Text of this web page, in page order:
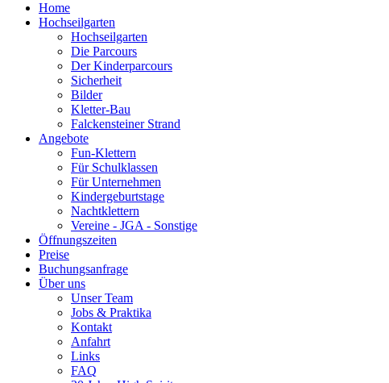
Home
Hochseilgarten
Hochseilgarten
Die Parcours
Der Kinderparcours
Sicherheit
Bilder
Kletter-Bau
Falckensteiner Strand
Angebote
Fun-Klettern
Für Schulklassen
Für Unternehmen
Kindergeburtstage
Nachtklettern
Vereine - JGA - Sonstige
Öffnungszeiten
Preise
Buchungsanfrage
Über uns
Unser Team
Jobs & Praktika
Kontakt
Anfahrt
Links
FAQ